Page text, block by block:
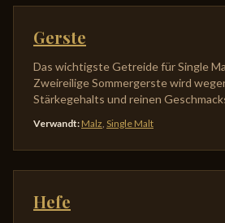
Gerste
Das wichtigste Getreide für Single
Zweireilige Sommergerste wird
Stärkegehalts und reinen
Verwandt: Malz, Single Malt
Hefe